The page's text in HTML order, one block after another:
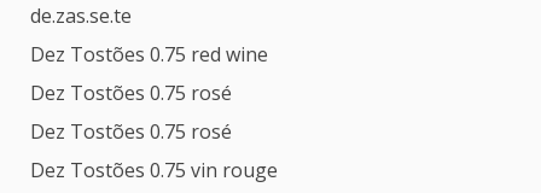
de.zas.se.te
Dez Tostões 0.75 red wine
Dez Tostões 0.75 rosé
Dez Tostões 0.75 rosé
Dez Tostões 0.75 vin rouge